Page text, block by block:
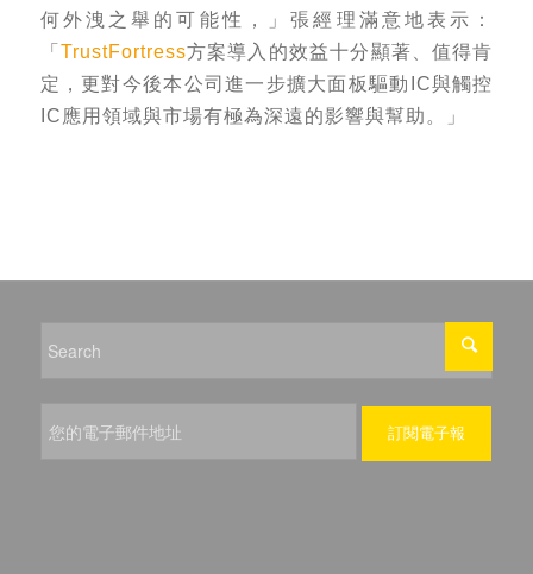
何外洩之舉的可能性，」張經理滿意地表示：
「TrustFortress方案導入的效益十分顯著、值得肯
定，更對今後本公司進一步擴大面板驅動IC與觸控
IC應用領域與市場有極為深遠的影響與幫助。」